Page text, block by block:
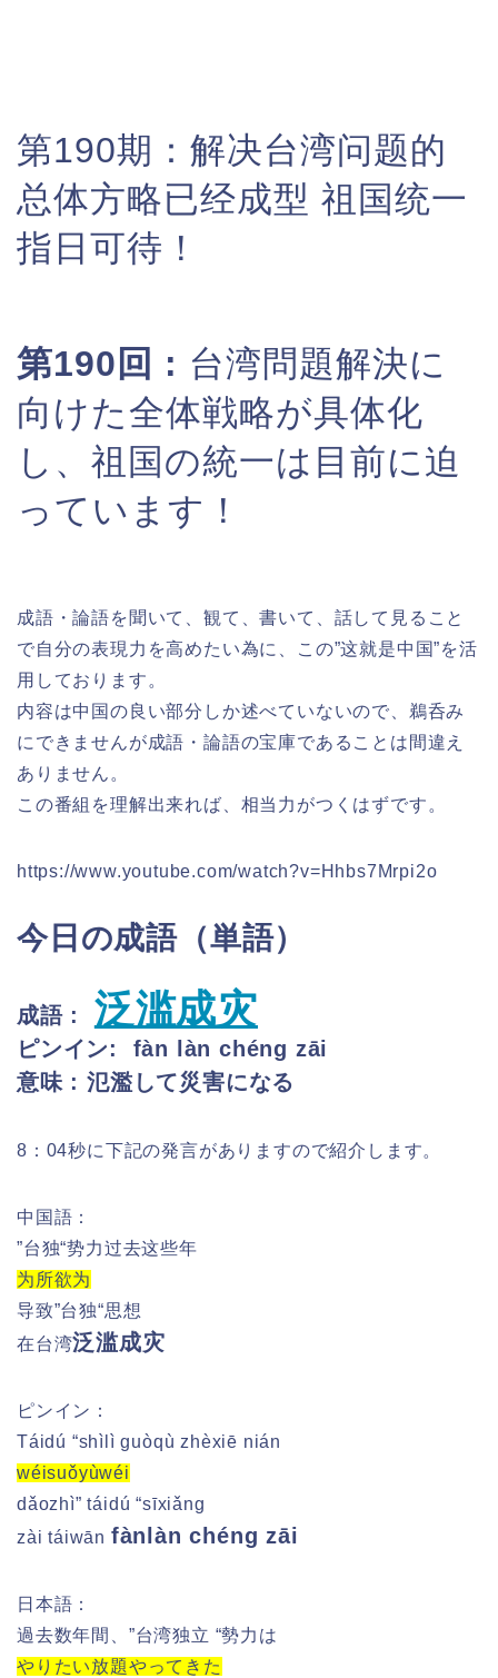
第190期： 解决台湾问题的
总体方略已经成型 祖国统一
指日可待！
第190回 : 台湾問題解決に
向けた全体戦略が具体化
し、祖国の統一は目前に迫
っています！
成語・論語を聞いて、観て、書いて、話して見ること
で自分の表現力を高めたい為に、この”这就是中国”を活
用しております。
内容は中国の良い部分しか述べていないので、鵜呑み
にできませんが成語・論語の宝庫であることは間違え
ありません。
この番組を理解出来れば、相当力がつくはずです。
https://www.youtube.com/watch?v=Hhbs7Mrpi2o
今日の成語（単語）
成語 : 泛滥成灾
ピンイン: fàn làn chéng zāi
意味 : 氾濫して災害になる
8：04秒に下記の発言がありますので紹介します。
中国語：
”台独“势力过去这些年
为所欲为
导致”台独“思想
在台湾泛滥成灾
ピンイン：
Táidú “shìlì guòqù zhèxiē nián
wéisuǒyùwéi
dǎozhì” táidú “sīxiǎng
zài táiwān fànlàn chéng zāi
日本語：
過去数年間、”台湾独立 “勢力は
やりたい放題やってきた